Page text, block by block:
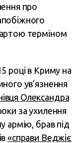
про
терміном
році в Криму на
ув’язнення
Олександра
за ухилення
армію, брав під
«справи Веджіє